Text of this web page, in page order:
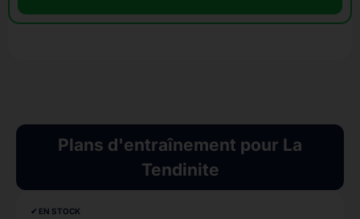
Plans d'entraînement pour La
Tendinite
✔︎ EN STOCK